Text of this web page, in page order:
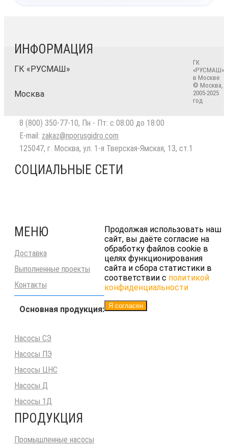
ИНФОРМАЦИЯ
ГК «РУСМАШ»
Москва
8 (800) 350-77-10, Пн - Пт: с 08:00 до 18:00
E-mail: zakaz@nporusgidro.com
125047, г. Москва, ул. 1-я Тверская-Ямская, 13, ст.1
СОЦИАЛЬНЫЕ СЕТИ
МЕНЮ
Доставка
Выполненные проекты
Контакты
Основная продукция:
Насосы СЭ
Насосы ПЭ
Насосы ЦНС
Насосы Д
Насосы 1Д
ПРОДУКЦИЯ
Промышленные насосы
ГК
«РУСМАШ»
в Москве
© Москва,
2005-2025
год
Продолжая использовать наш
сайт, вы даёте согласие на
обработку файлов cookie в
целях функционирования
сайта и сбора статистики в
соответствии с политикой
конфиденциальности
Я согласен